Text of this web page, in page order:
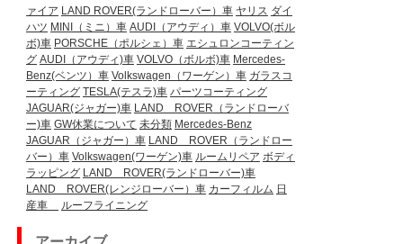
ァイア LAND ROVER(ランドローバー）車 ヤリス ダイ
ハツ MINI（ミニ）車 AUDI（アウディ）車 VOLVO(ボル
ボ)車 PORSCHE（ポルシェ）車 エシュロンコーティン
グ AUDI（アウディ)車 VOLVO（ボルボ)車 Mercedes-
Benz(ベンツ）車 Volkswagen（ワーゲン）車 ガラスコ
ーティング TESLA(テスラ)車 パーツコーティング
JAGUAR(ジャガー)車 LAND ROVER（ランドローバ
ー)車 GW休業について 未分類 Mercedes-Benz
JAGUAR（ジャガー）車 LAND ROVER（ランドロー
バー）車 Volkswagen(ワーゲン)車 ルームリペア ボディ
ラッピング LAND ROVER(ランドローバー)車
LAND ROVER(レンジローバー）車 カーフィルム 日
産車
ルーフライニング